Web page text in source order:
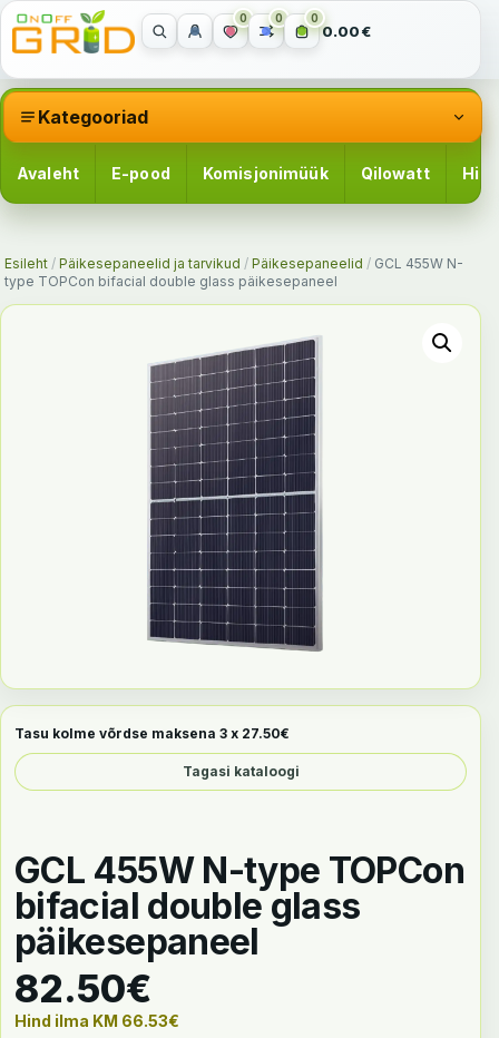
0 0 0
0.00€
Kategooriad
Avaleht E-pood Komisjonimüük Qilowatt
Esileht / Päikesepaneelid ja tarvikud / Päikesepaneelid / GCL 455W N-
type TOPCon bifacial double glass päikesepaneel
GCL 455W N-type TOPCon
bifacial double glass
päikesepaneel
Tasu kolme võrdse maksena 3 x 27.50€
82.50€
Hind ilma KM 66.53€
Tagasi kataloogi